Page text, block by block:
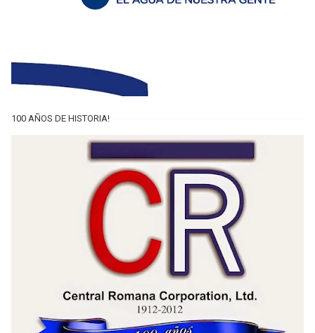
100 AÑOS DE HISTORIA!